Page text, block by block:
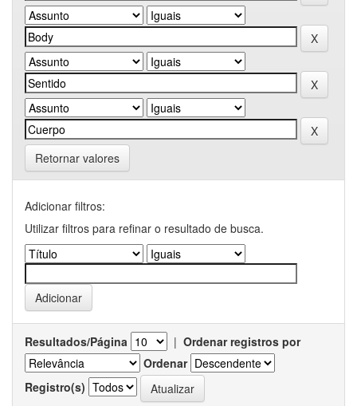
Retornar valores
Adicionar filtros:
Utilizar filtros para refinar o resultado de busca.
Resultados/Página | Ordenar registros por
Ordenar
Registro(s)